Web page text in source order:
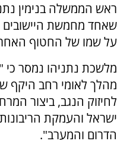
ראש הממשלה בנימין
שאחד מחמשת היישובים
על שמו של החטוף
מלשכת נתניהו נמסר
מהלך לאומי רחב היקף
לחיזוק הנגב, ביצור
ישראל והעמקת
הדרום והמערב".